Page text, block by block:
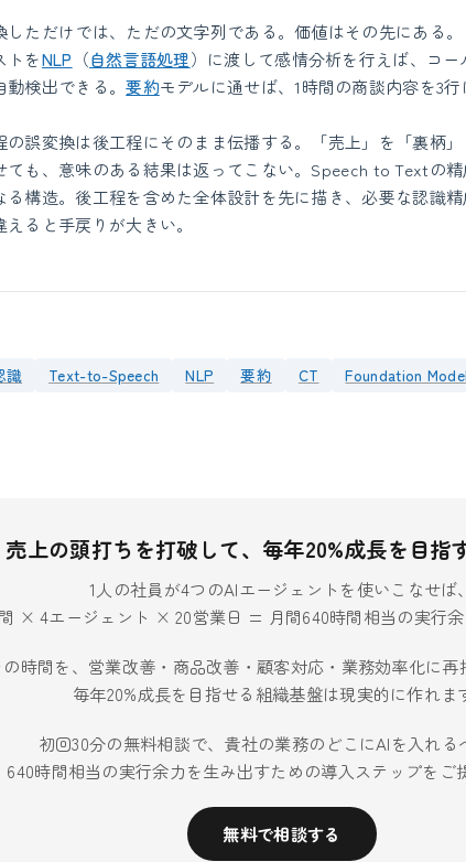
しただけでは、ただの文字列である。価値はその先にある。
トをNLP （自然言語処理）に渡して感情分析を行えば、コ
動検出できる。要約モデルに通せば、1時間の商談内容を3
の誤変換は後工程にそのまま伝播する。「売上」を「裏柄
ても、意味のある結果は返ってこない。Speech to Textの
る構造。後工程を含めた全体設計を先に描き、必要な認識
ると手戻りが大きい。
識 Text-to-Speech NLP 要約 CT Foundation Model
売上の頭打ちを打破して、毎年20%成長を目指
1人の社員が4つのAIエージェントを使いこなせば、
× 4エージェント × 20営業日 = 月間640時間相当の実行余
の時間を、営業改善・商品改善・顧客対応・業務効率化に再
毎年20%成長を目指せる組織基盤は現実的に作れま
初回30分の無料相談で、貴社の業務のどこにAIを入れる
640時間相当の実行余力を生み出すための導入ステップをご
無料で相談する